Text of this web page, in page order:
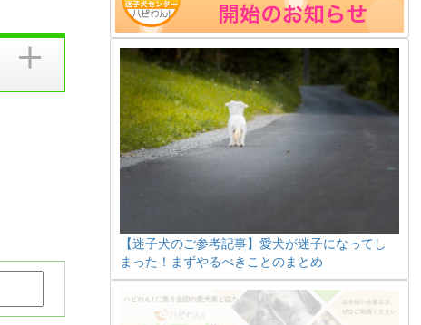
【迷子犬のご参考記事】愛犬が迷子になってし
まった！まずやるべきことのまとめ